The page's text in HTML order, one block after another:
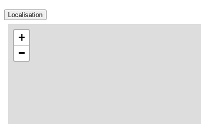
Localisation